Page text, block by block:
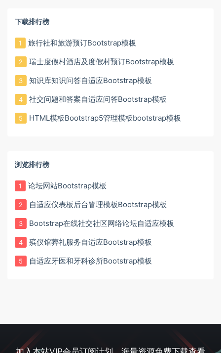
下载排行榜
1 旅行社和旅游预订Bootstrap模板
2 瑞士度假村酒店及度假村预订Bootstrap模板
3 知识库知识问答自适应Bootstrap模板
4 社交问题和答案自适应问答Bootstrap模板
5 HTML模板Bootstrap5管理模板bootstrap模板
浏览排行榜
1 论坛网站Bootstrap模板
2 自适应仪表板后台管理模板Bootstrap模板
3 Bootstrap在线社交社区网络论坛自适应模板
4 殡仪馆葬礼服务自适应Bootstrap模板
5 自适应牙医和牙科诊所Bootstrap模板